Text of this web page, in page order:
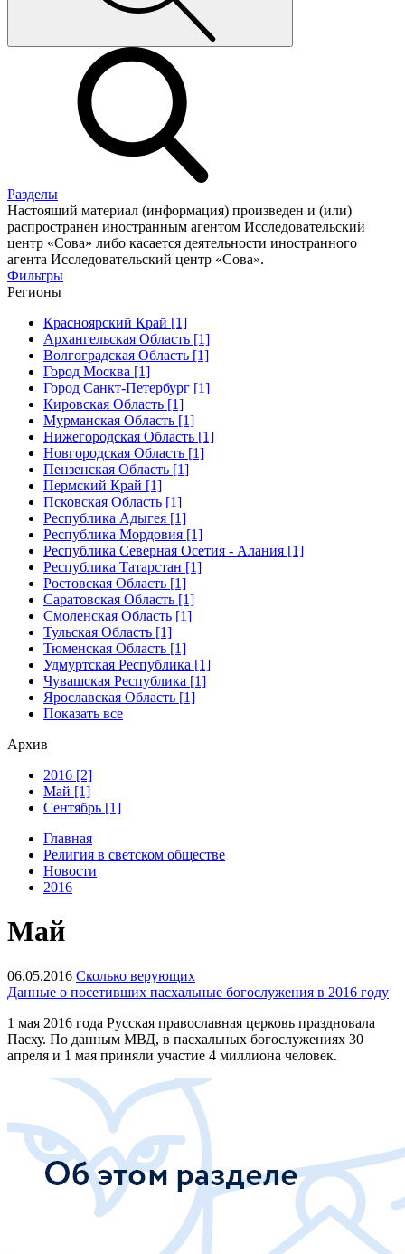
Разделы
Настоящий материал (информация) произведен и (или)
распространен иностранным агентом Исследовательский
центр «Сова» либо касается деятельности иностранного
агента Исследовательский центр «Сова».
Фильтры
Регионы
Красноярский Край [1]
Архангельская Область [1]
Волгоградская Область [1]
Город Москва [1]
Город Санкт-Петербург [1]
Кировская Область [1]
Мурманская Область [1]
Нижегородская Область [1]
Новгородская Область [1]
Пензенская Область [1]
Пермский Край [1]
Псковская Область [1]
Республика Адыгея [1]
Республика Мордовия [1]
Республика Северная Осетия - Алания [1]
Республика Татарстан [1]
Ростовская Область [1]
Саратовская Область [1]
Смоленская Область [1]
Тульская Область [1]
Тюменская Область [1]
Удмуртская Республика [1]
Чувашская Республика [1]
Ярославская Область [1]
Показать все
Архив
2016 [2]
Май [1]
Сентябрь [1]
Главная
Религия в светском обществе
Новости
2016
Май
06.05.2016 Сколько верующих
Данные о посетивших пасхальные богослужения в 2016 году
1 мая 2016 года Русская православная церковь праздновала
Пасху. По данным МВД, в пасхальных богослужениях 30
апреля и 1 мая приняли участие 4 миллиона человек.